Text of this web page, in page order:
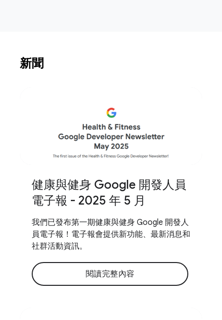
新聞
健康與健身 Google 開發人員
電子報 - 2025 年 5 月
我們已發布第一期健康與健身 Google 開發人
員電子報！電子報會提供新功能、最新消息和
社群活動資訊。
閱讀完整內容